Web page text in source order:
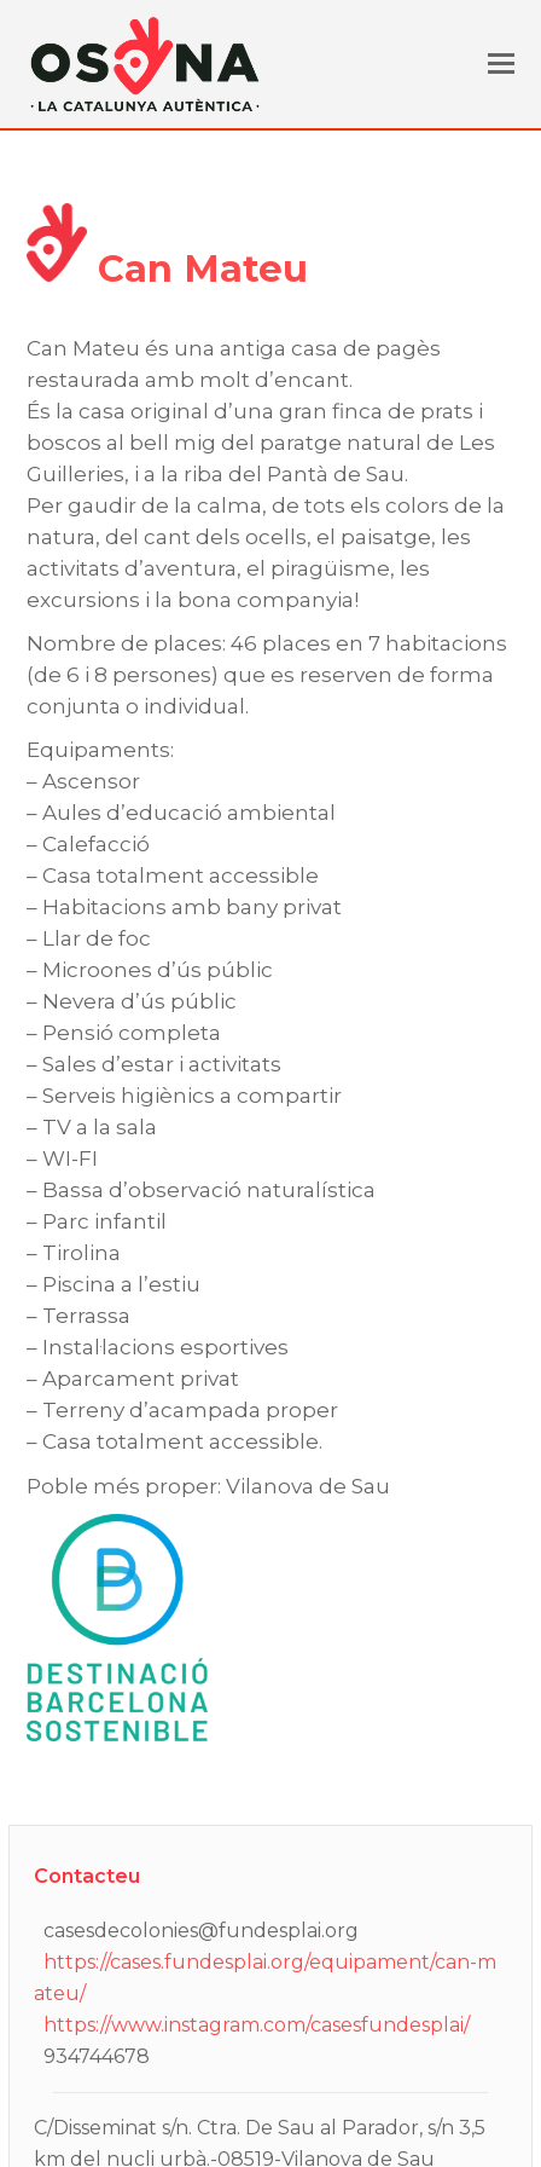
Can Mateu
Can Mateu és una antiga casa de pagès
restaurada amb molt d’encant.
És la casa original d’una gran finca de prats i
boscos al bell mig del paratge natural de Les
Guilleries, i a la riba del Pantà de Sau.
Per gaudir de la calma, de tots els colors de la
natura, del cant dels ocells, el paisatge, les
activitats d’aventura, el piragüisme, les
excursions i la bona companyia!
Nombre de places: 46 places en 7 habitacions
(de 6 i 8 persones) que es reserven de forma
conjunta o individual.
Equipaments:
– Ascensor
– Aules d’educació ambiental
– Calefacció
– Casa totalment accessible
– Habitacions amb bany privat
– Llar de foc
– Microones d’ús públic
– Nevera d’ús públic
– Pensió completa
– Sales d’estar i activitats
– Serveis higiènics a compartir
– TV a la sala
– WI-FI
– Bassa d’observació naturalística
– Parc infantil
– Tirolina
– Piscina a l’estiu
– Terrassa
– Instal·lacions esportives
– Aparcament privat
– Terreny d’acampada proper
– Casa totalment accessible.
Poble més proper: Vilanova de Sau
Contacteu
casesdecolonies@fundesplai.org
https://cases.fundesplai.org/equipament/can-m
ateu/
https://www.instagram.com/casesfundesplai/
934744678
C/Disseminat s/n. Ctra. De Sau al Parador, s/n 3,5
km del nucli urbà.-08519-Vilanova de Sau